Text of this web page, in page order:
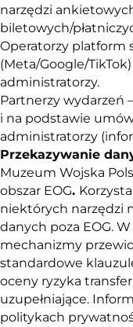
narzędzi
biletowych/
Operatorzy platform
(Meta/Google/
administratorzy.
Partnerzy wydarzeń
i na podstawie
administratorzy
Przekazywanie
Muzeum Wojska
obszar EOG.
niektórych narzędzi
danych poza EOG.
mechanizmy
standardowe
oceny ryzyka
uzupełniające.
politykach